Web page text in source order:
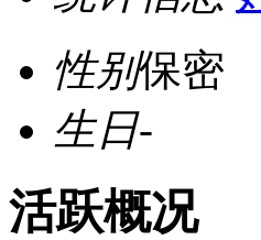
性别保密
生日-
活跃概况